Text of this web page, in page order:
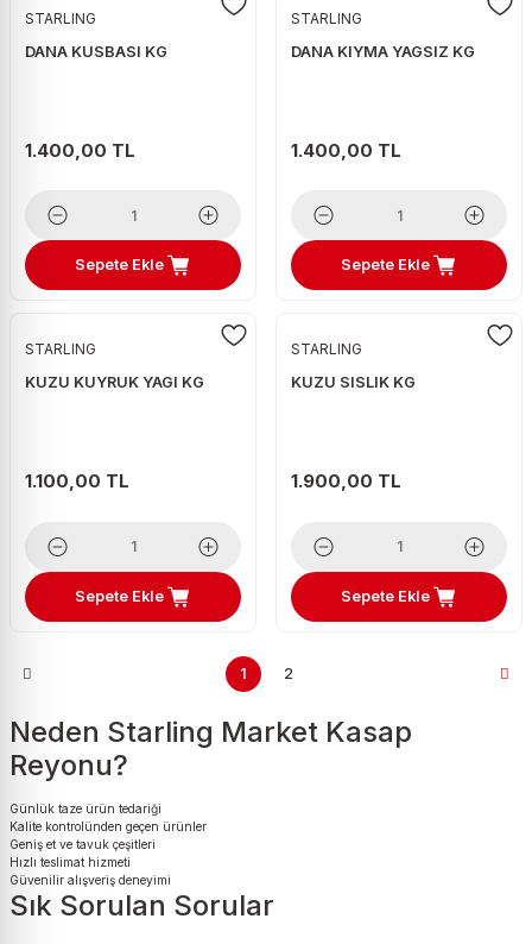
STARLING
DANA KUSBASI KG
1.400,00 TL
Sepete Ekle
STARLING
DANA KIYMA YAGSIZ KG
1.400,00 TL
Sepete Ekle
STARLING
KUZU KUYRUK YAGI KG
1.100,00 TL
Sepete Ekle
STARLING
KUZU SISLIK KG
1.900,00 TL
Sepete Ekle
1 2
Neden Starling Market Kasap
Reyonu?
Günlük taze ürün tedariği
Kalite kontrolünden geçen ürünler
Geniş et ve tavuk çeşitleri
Hızlı teslimat hizmeti
Güvenilir alışveriş deneyimi
Sık Sorulan Sorular